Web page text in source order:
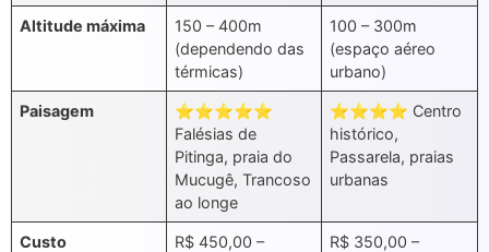
Altitude máxima
150 – 400m
(dependendo das
térmicas)
100 – 300m
(espaço aéreo
urbano)
Paisagem
⭐⭐⭐⭐⭐
Falésias de
Pitinga, praia do
Mucugê, Trancoso
ao longe
⭐⭐⭐⭐ Centro
histórico,
Passarela, praias
urbanas
Custo
R$ 450,00 –
R$ 350,00 –